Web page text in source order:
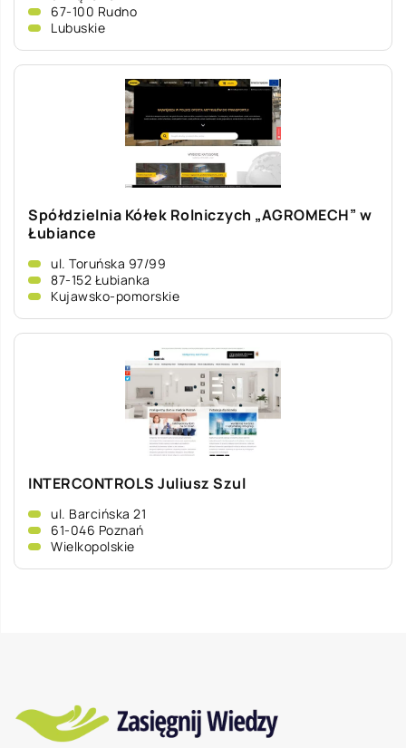
67-100 Rudno
Lubuskie
Spółdzielnia Kółek Rolniczych „AGROMECH” w
Łubiance
ul. Toruńska 97/99
87-152 Łubianka
Kujawsko-pomorskie
INTERCONTROLS Juliusz Szul
ul. Barcińska 21
61-046 Poznań
Wielkopolskie